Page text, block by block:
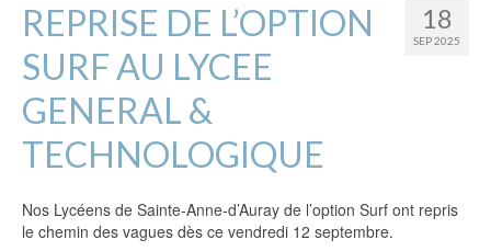
18
SEP 2025
REPRISE DE L’OPTION
SURF AU LYCEE
GENERAL &
TECHNOLOGIQUE
Nos Lycéens de Sainte-Anne-d’Auray de l’option Surf ont repris
le chemin des vagues dès ce vendredi 12 septembre.